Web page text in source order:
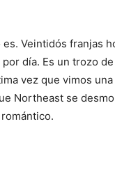
es. Veintidós franjas
día. Es un trozo
vez que vimos
Northeast se